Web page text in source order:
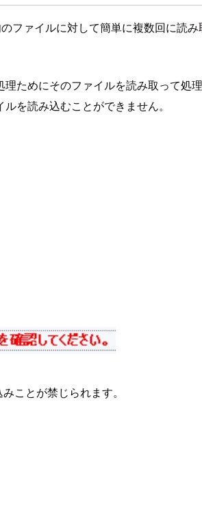
ファイルに対して簡単に複数回に読
ためにそのファイルを読み取って処
を読み込むことができません。
ことが禁じられます。